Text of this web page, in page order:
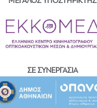
ΣΕ ΣΥΝΕΡΓΑΣΙΑ